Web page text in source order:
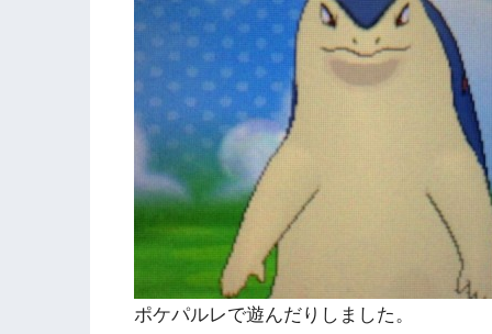
ポケパルレで遊んだりしました。